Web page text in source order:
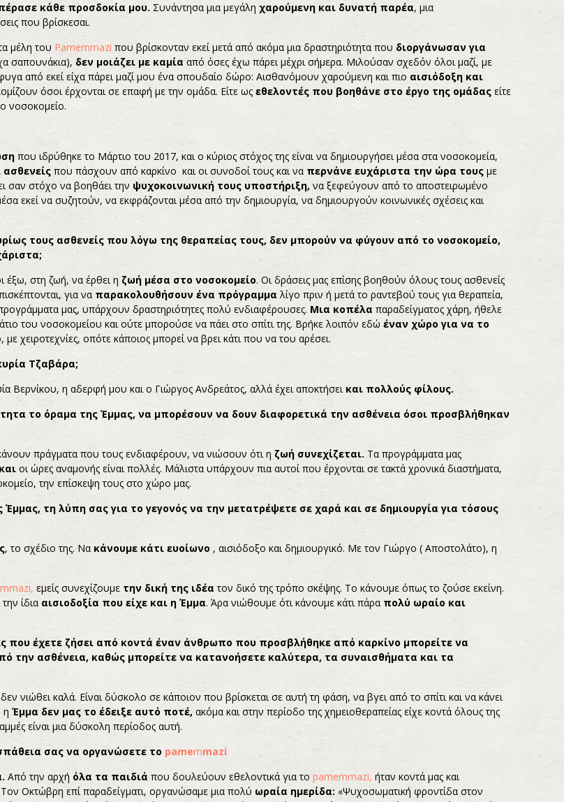
κάθε προσδοκία μου. Συνάντησα μια μεγάλη χαρούμενη και δυνατή παρέα, μια
που βρίσκεσαι.
μέλη του Pamemmazi που βρίσκονταν εκεί μετά από ακόμα μια δραστηριότητα που διοργάνωσαν για
σαπουνάκια), δεν μοιάζει με καμία από όσες έχω πάρει μέχρι σήμερα. Μιλούσαν σχεδόν όλοι μαζί, με
από εκεί είχα πάρει μαζί μου ένα σπουδαίο δώρο: Αισθανόμουν χαρούμενη και πιο αισιόδοξη και
όσοι έρχονται σε επαφή με την ομάδα. Είτε ωςεθελοντές που βοηθάνε στο έργο της ομάδας είτε
νοσοκομείο.
που ιδρύθηκε το Μάρτιο του 2017, και ο κύριος στόχος της είναι να δημιουργήσει μέσα στα νοσοκομεία,
ασθενείςπου πάσχουν από καρκίνο και οι συνοδοί τους και να περνάνε ευχάριστα την ώρα τους με
σαν στόχο να βοηθάει την ψυχοκοινωνική τους υποστήριξη,να ξεφεύγουν από το αποστειρωμένο
εκεί να συζητούν, να εκφράζονται μέσα από την δημιουργία, να δημιουργούν κοινωνικές σχέσεις και
τους ασθενείς που λόγω της θεραπείας τους, δεν μπορούν να φύγουν από το νοσοκομείο,
έξω, στη ζωή, να έρθει η ζωή μέσα στο νοσοκομείο. Οι δράσεις μας επίσης βοηθούν όλους τους ασθενείς
για να παρακολουθήσουν ένα πρόγραμμα λίγο πριν ή μετά το ραντεβού τους για θεραπεία,
μας, υπάρχουν δραστηριότητες πολύ ενδιαφέρουσες. Μια κοπέλαπαραδείγματος χάρη, ήθελε
του νοσοκομείου και ούτε μπορούσε να πάει στο σπίτι της. Βρήκε λοιπόν εδώέναν χώρο για να το
χειροτεχνίες, οπότε κάποιος μπορεί να βρει κάτι που να του αρέσει.
Τζαβάρα;
Βερνίκου, η αδερφή μου και ο Γιώργος Ανδρεάτος, αλλά έχει αποκτήσεικαι πολλούς φίλους.
το όραμα της Έμμας, να μπορέσουν να δουν διαφορετικά την ασθένεια όσοι προσβλήθηκαν
πράγματα που τους ενδιαφέρουν, να νιώσουν ότι η ζωή συνεχίζεται. Τα προγράμματα μας
οι ώρες αναμονής είναι πολλές. Μάλιστα υπάρχουν πια αυτοί που έρχονται σε τακτά χρονικά διαστήματα,
την επίσκεψη τους στο χώρο μας.
τη λύπη σας για το γεγονός να την μετατρέψετε σε χαρά και σε δημιουργία για τόσους
, το σχέδιο της. Να κάνουμε κάτι ευοίωνο , αισιόδοξο και δημιουργικό. Με τον Γιώργο ( Αποστολάτο), η
εμείς συνεχίζουμε την δική της ιδέα τον δικό της τρόπο σκέψης. Το κάνουμε όπως το ζούσε εκείνη.
ίδια αισιοδοξία που είχε και η Έμμα. Άρα νιώθουμε ότι κάνουμε κάτι πάρα πολύ ωραίο και
που έχετε ζήσει από κοντά έναν άνθρωπο που προσβλήθηκε από καρκίνο μπορείτε να
ασθένεια, καθώς μπορείτε να κατανοήσετε καλύτερα, τα συναισθήματα και τα
νιώθει καλά. Είναι δύσκολο σε κάποιον που βρίσκεται σε αυτή τη φάση, να βγει από το σπίτι και να κάνει
ηΈμμα δεν μας το έδειξε αυτό ποτέ, ακόμα και στην περίοδο της χημειοθεραπείας είχε κοντά όλους της
είναι μια δύσκολη περίοδος αυτή.
σας να οργανώσετε το pamemmazi
Από την αρχή όλα τα παιδιάπου δουλεύουν εθελοντικά για το pamemmazi, ήταν κοντά μας και
Οκτώβρη επί παραδείγματι, οργανώσαμε μια πολύ ωραία ημερίδα: «Ψυχοσωματική φροντίδα στον